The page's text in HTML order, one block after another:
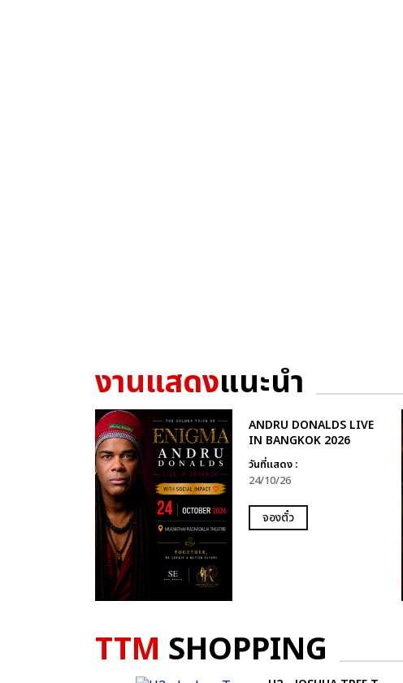
งานแสดงแนะนำ
ANDRU DONALDS LIVE
IN BANGKOK 2026
วันที่แสดง :
24/10/26
จองตั๋ว
TTM SHOPPING